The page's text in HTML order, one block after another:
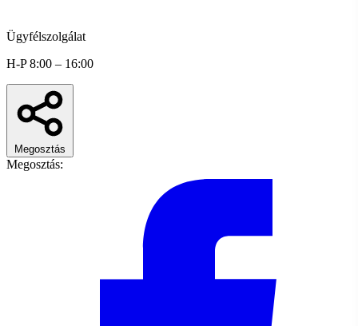
Ügyfélszolgálat
H-P 8:00 – 16:00
Megosztás
Megosztás: